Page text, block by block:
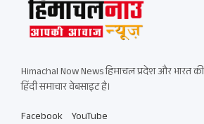
Himachal Now News हिमाचल प्रदेश और भारत
हिंदी समाचार वेबसाइट है।
Facebook YouTube